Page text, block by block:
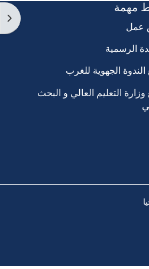
مهمة
عمل
الرسمية
الجهوية للغرب
التعليم العالي و البحث